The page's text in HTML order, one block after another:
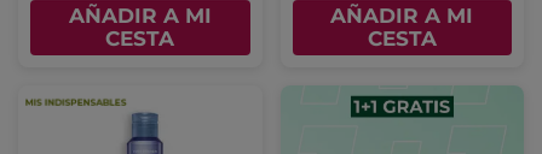
AÑADIR A MI
CESTA
AÑADIR A MI
CESTA